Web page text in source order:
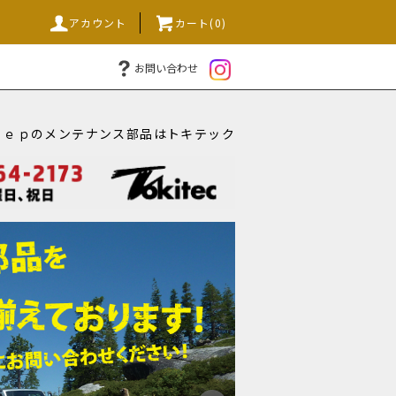
アカウント カート(0)
お問い合わせ
ｅｐのメンテナンス部品はトキテック